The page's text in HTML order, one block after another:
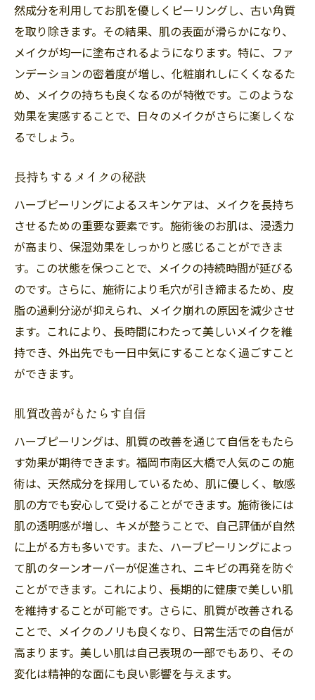
然成分を利用してお肌を優しくピーリングし、古い角質
を取り除きます。その結果、肌の表面が滑らかになり、
メイクが均一に塗布されるようになります。特に、ファ
ンデーションの密着度が増し、化粧崩れしにくくなるた
め、メイクの持ちも良くなるのが特徴です。このような
効果を実感することで、日々のメイクがさらに楽しくな
るでしょう。
長持ちするメイクの秘訣
ハーブピーリングによるスキンケアは、メイクを長持ち
させるための重要な要素です。施術後のお肌は、浸透力
が高まり、保湿効果をしっかりと感じることができま
す。この状態を保つことで、メイクの持続時間が延びる
のです。さらに、施術により毛穴が引き締まるため、皮
脂の過剰分泌が抑えられ、メイク崩れの原因を減少させ
ます。これにより、長時間にわたって美しいメイクを維
持でき、外出先でも一日中気にすることなく過ごすこと
ができます。
肌質改善がもたらす自信
ハーブピーリングは、肌質の改善を通じて自信をもたら
す効果が期待できます。福岡市南区大橋で人気のこの施
術は、天然成分を採用しているため、肌に優しく、敏感
肌の方でも安心して受けることができます。施術後には
肌の透明感が増し、キメが整うことで、自己評価が自然
に上がる方も多いです。また、ハーブピーリングによっ
て肌のターンオーバーが促進され、ニキビの再発を防ぐ
ことができます。これにより、長期的に健康で美しい肌
を維持することが可能です。さらに、肌質が改善される
ことで、メイクのノリも良くなり、日常生活での自信が
高まります。美しい肌は自己表現の一部でもあり、その
変化は精神的な面にも良い影響を与えます。